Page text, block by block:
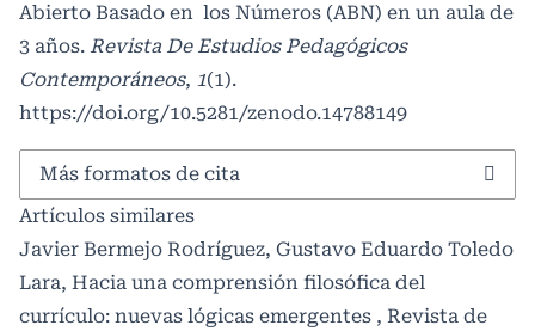
Abierto Basado en los Números (ABN) en un aula de
3 años. Revista De Estudios Pedagógicos
Contemporáneos, 1(1).
https://doi.org/10.5281/zenodo.14788149
Más formatos de cita
Artículos similares
Javier Bermejo Rodríguez, Gustavo Eduardo Toledo
Lara, Hacia una comprensión filosófica del
currículo: nuevas lógicas emergentes , Revista de